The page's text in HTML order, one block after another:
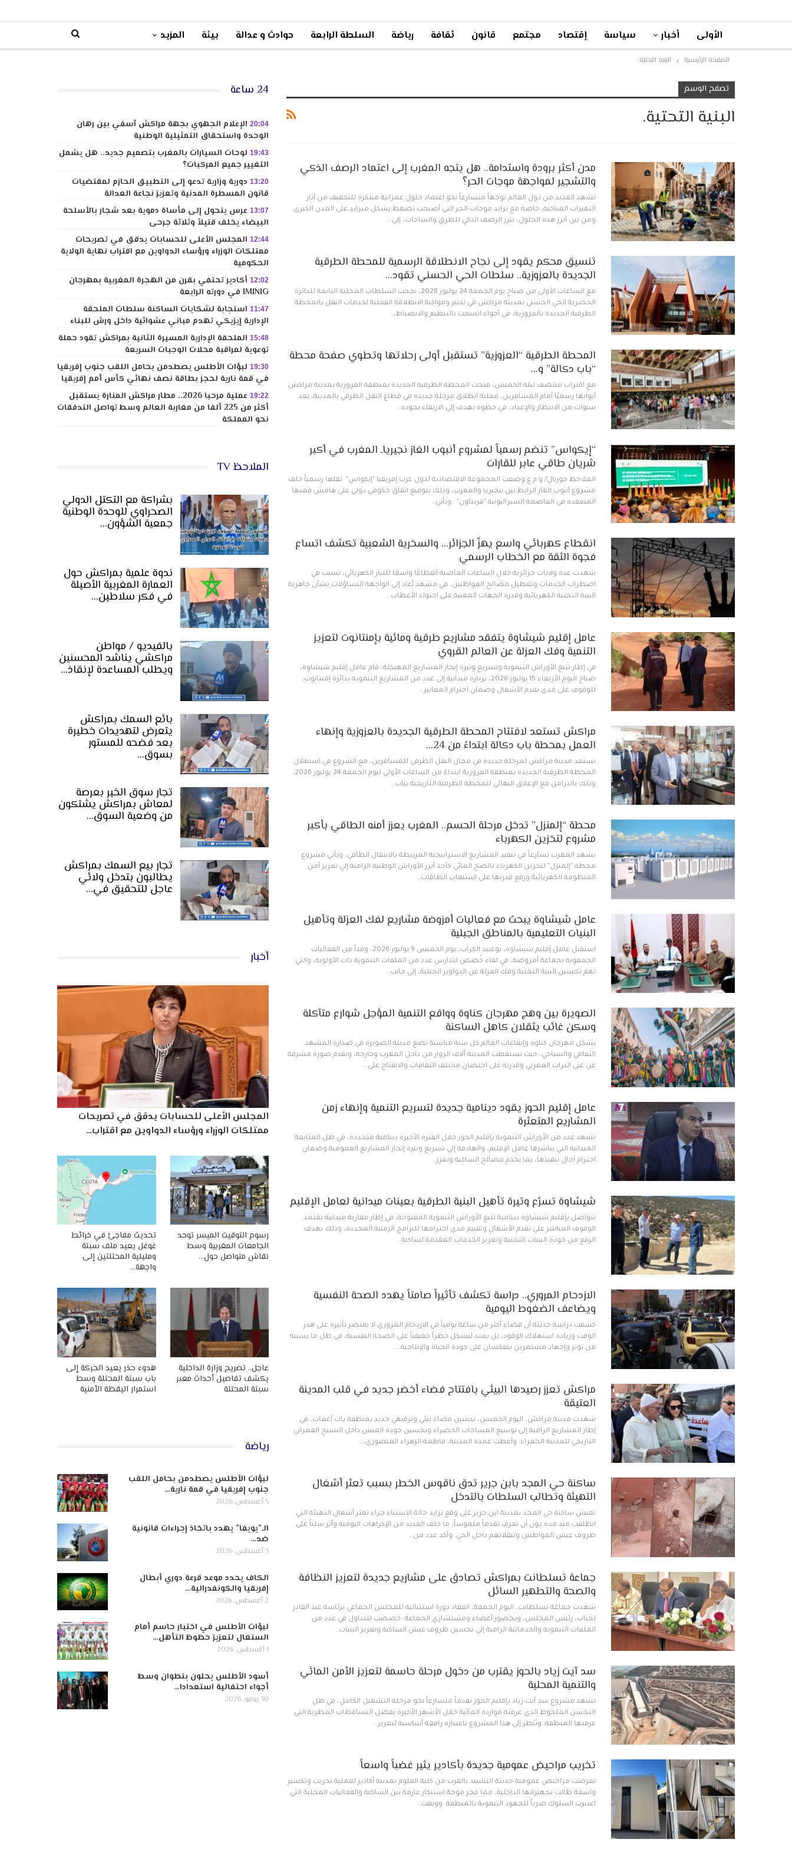
الأولى أخبار سياسة إقتصاد مجتمع قانون ثقافة رياضة السلطة الرابعة حوادث و عدالة بيئة المزيد
الصفحة الرئيسية البنية التحتية.
تصفح الوسم
البنية التحتية.
مدن أكثر برودة واستدامة.. هل يتجه المغرب إلى اعتماد الرصف الذكي
والتشجير لمواجهة موجات الحر؟
تشهد العديد من دول العالم توجهاً متسارعاً نحو اعتماد حلول عمرانية مبتكرة للتخفيف من آثار
التغيرات المناخية، خاصة مع تزايد موجات الحر التي أصبحت تضغط بشكل متزايد على المدن الكبرى.
ومن بين أبرز هذه الحلول، يبرز الرصف الذكي للطرق والساحات، إلى…
تنسيق محكم يقود إلى نجاح الانطلاقة الرسمية للمحطة الطرقية
الجديدة بالعزوزية.. سلطات الحي الحسني تقود…
مع الساعات الأولى من صباح يوم الجمعة 24 يوليوز 2026، نجحت السلطات المحلية التابعة للدائرة
الحضرية الحي الحسني بمدينة مراكش في تدبير ومواكبة الانطلاقة الفعلية لخدمات النقل بالمحطة
الطرقية الجديدة بالعزوزية، في أجواء اتسمت بالتنظيم والانضباط،…
المحطة الطرقية “العزوزية” تستقبل أولى رحلاتها وتطوي صفحة محطة
“باب دكالة” و…
مع اقتراب منتصف ليلة الخميس، فتحت المحطة الطرقية الجديدة بمنطقة العزوزية بمدينة مراكش
أبوابها رسميًا أمام المسافرين، معلنة انطلاق مرحلة جديدة في قطاع النقل الطرقي بالمدينة، بعد
سنوات من الانتظار والإعداد، في خطوة تهدف إلى الارتقاء بجودة…
“إيكواس” تنضم رسمياً لمشروع أنبوب الغاز نجيرياـ المغرب في أكبر
شريان طاقي عابر للقارات
الملاحظ جورنال/ و م ع وضعت المجموعة الاقتصادية لدول غرب إفريقيا "إيكواس" ثقلها رسمياً خلف
مشروع أنبوب الغاز الرابط بين نيجيريا والمغرب، وذلك بتوقيع اتفاق حكومي دولي على هامش قمتها
المنعقدة في العاصمة السيراليونية "فريتاون" . وتأتي…
انقطاع كهربائي واسع يهزّ الجزائر… والسخرية الشعبية تكشف اتساع
فجوة الثقة مع الخطاب الرسمي
شهدت عدة ولايات جزائرية خلال الساعات الماضية انقطاعًا واسعًا للتيار الكهربائي، تسبب في
اضطراب الخدمات وتعطيل مصالح المواطنين، في مشهد أعاد إلى الواجهة التساؤلات بشأن جاهزية
البنية التحتية الكهربائية وقدرة الجهات المعنية على احتواء الأعطاب…
عامل إقليم شيشاوة يتفقد مشاريع طرقية ومائية بإمنتانوت لتعزيز
التنمية وفك العزلة عن العالم القروي
في إطار تتبع الأوراش التنموية وتسريع وتيرة إنجاز المشاريع المهيكلة، قام عامل إقليم شيشاوة،
صباح اليوم الأربعاء 15 يوليوز 2026، بزيارة ميدانية إلى عدد من المشاريع التنموية بدائرة إمنتانوت،
للوقوف على مدى تقدم الأشغال وضمان احترام المعايير…
مراكش تستعد لافتتاح المحطة الطرقية الجديدة بالعزوزية وإنهاء
العمل بمحطة باب دكالة ابتداءً من 24…
تستعد مدينة مراكش لمرحلة جديدة في مجال النقل الطرقي للمسافرين، مع الشروع في استغلال
المحطة الطرقية الجديدة بمنطقة العزوزية ابتداءً من الساعات الأولى ليوم الجمعة 24 يوليوز 2026،
وذلك بالتزامن مع الإغلاق النهائي للمحطة الطرقية التاريخية بباب…
محطة “إلمنزل” تدخل مرحلة الحسم.. المغرب يعزز أمنه الطاقي بأكبر
مشروع لتخزين الكهرباء
يشهد المغرب تسارعاً في تنفيذ المشاريع الاستراتيجية المرتبطة بالانتقال الطاقي، ويأتي مشروع
محطة "إلمنزل" لتخزين الكهرباء بالضخ المائي كأحد أبرز الأوراش الوطنية الرامية إلى تعزيز أمن
المنظومة الكهربائية ورفع قدرتها على استيعاب الطاقات…
عامل شيشاوة يبحث مع فعاليات أمزوضة مشاريع لفك العزلة وتأهيل
البنيات التعليمية بالمناطق الجبلية
استقبل عامل إقليم شيشاوة، بوعبيد الكراب، يوم الخميس 9 يوليوز 2026، وفداً من الفعاليات
الجمعوية بجماعة أمزوضة، في لقاء خُصص لتدارس عدد من الملفات التنموية ذات الأولوية، والتي
تهم تحسين البنية التحتية وفك العزلة عن الدواوير الجبلية، إلى جانب…
الصويرة بين وهج مهرجان كناوة وواقع التنمية المؤجل شوارع متآكلة
وسكن غائب يثقلان كاهل الساكنة
يشكل مهرجان كناوة وإيقاعات العالم كل سنة مناسبة تضع مدينة الصويرة في صدارة المشهد
الثقافي والسياحي، حيث تستقطب المدينة آلاف الزوار من داخل المغرب وخارجه، وتقدم صورة مشرقة
عن غنى التراث المغربي وقدرته على احتضان مختلف الثقافات والانفتاح على…
عامل إقليم الحوز يقود دينامية جديدة لتسريع التنمية وإنهاء زمن
المشاريع المتعثرة
تشهد عدد من الأوراش التنموية بإقليم الحوز خلال الفترة الأخيرة دينامية متجددة، في ظل المتابعة
الميدانية التي يباشرها عامل الإقليم، والهادفة إلى تسريع وتيرة إنجاز المشاريع العمومية وضمان
احترام آجال تنفيذها، بما يخدم مصالح الساكنة ويعزز…
شيشاوة تسرّع وتيرة تأهيل البنية الطرقية بعينات ميدانية لعامل الإقليم
تتواصل بإقليم شيشاوة دينامية تتبع الأوراش التنموية المفتوحة، في إطار مقاربة ميدانية تعتمد
الوقوف المباشر على تقدم الأشغال وتقييم مدى احترامها للبرامج الزمنية المحددة، وذلك بهدف
الرفع من جودة البنيات التحتية وتعزيز الخدمات المقدمة لساكنة…
الازدحام المروري.. دراسة تكشف تأثيراً صامتاً يهدد الصحة النفسية
ويضاعف الضغوط اليومية
كشفت دراسة حديثة أن قضاء أكثر من ساعة يومياً في الازدحام المروري لا يقتصر تأثيره على هدر
الوقت وزيادة استهلاك الوقود، بل يمتد ليشكل خطراً حقيقياً على الصحة النفسية، في ظل ما يسببه
من توتر وإجهاد مستمرين ينعكسان على جودة الحياة والإنتاجية.…
مراكش تعزز رصيدها البيئي بافتتاح فضاء أخضر جديد في قلب المدينة
العتيقة
شهدت مدينة مراكش، اليوم الخميس، تدشين فضاء بيئي وترفيهي جديد بمنطقة باب أغمات، في
إطار المشاريع الرامية إلى توسيع المساحات الخضراء وتحسين جودة العيش داخل النسيج العمراني
التاريخي للمدينة الحمراء. وأعطت عمدة المدينة، فاطمة الزهراء المنصوري،…
ساكنة حي المجد بابن جرير تدق ناقوس الخطر بسبب تعثر أشغال
التهيئة وتطالب السلطات بالتدخل
تعيش ساكنة حي المجد بمدينة ابن جرير على وقع تزايد حالة الاستياء جراء تعثر أشغال التهيئة التي
انطلقت منذ مدة دون أن تعرف تقدماً ملموساً، ما خلف العديد من الإكراهات اليومية وأثر سلباً على
ظروف عيش المواطنين وتنقلاتهم داخل الحي. وأكد عدد من…
جماعة تسلطانت بمراكش تصادق على مشاريع جديدة لتعزيز النظافة
والصحة والتطهير السائل
شهدت جماعة تسلطانت، اليوم الجمعة، انعقاد دورة استثنائية للمجلس الجماعي برئاسة عبد القادر
لحباب، رئيس المجلس، وبحضور أعضاء ومستشاري الجماعة، خصصت للتداول في عدد من
الملفات التنموية والخدماتية الرامية إلى تحسين ظروف عيش الساكنة وتعزيز البنيات…
سد آيت زياد بالحوز يقترب من دخول مرحلة حاسمة لتعزيز الأمن المائي
والتنمية المحلية
يشهد مشروع سد آيت زياد بإقليم الحوز تقدماً متسارعاً نحو مرحلة التشغيل الكامل، في ظل
التحسن الملحوظ الذي عرفته موارده المائية خلال الأشهر الأخيرة بفضل التساقطات المطرية التي
عرفتها المنطقة. ويُنظر إلى هذا المشروع باعتباره رافعة أساسية لتعزيز…
تخريب مراحيض عمومية جديدة بأكادير يثير غضباً واسعاً
تعرضت مراحيض عمومية حديثة التشييد بالقرب من كلية العلوم بمدينة أكادير لعملية تخريب وتكسير
واسعة طالت تجهيزاتها الداخلية، مما فجر موجة استنكار عارمة بين الساكنة والفعاليات المحلية التي
اعتبرت السلوك ضرباً للجهود التنموية بالمنطقة. ووثقت…
24 ساعة
20:04 الإعلام الجهوي بجهة مراكش آسفي بين رهان
الوحدة واستحقاق التمثيلية الوطنية
19:43 لوحات السيارات بالمغرب بتصميم جديد.. هل يشمل
التغيير جميع المركبات؟
13:20 دورية وزارية تدعو إلى التطبيق الحازم لمقتضيات
قانون المسطرة المدنية وتعزيز نجاعة العدالة
13:07 عرس يتحول إلى مأساة دموية بعد شجار بالأسلحة
البيضاء يخلف قتيلاً وثلاثة جرحى
12:44 المجلس الأعلى للحسابات يدقق في تصريحات
ممتلكات الوزراء ورؤساء الدواوين مع اقتراب نهاية الولاية
الحكومية
12:02 أكادير تحتفي بقرن من الهجرة المغربية بمهرجان
IMINIG في دورته الرابعة
11:47 استجابة لشكايات الساكنة سلطات الملحقة
الإدارية إيزيكي تهدم مباني عشوائية داخل ورش للبناء
15:48 الملحقة الإدارية المسيرة الثانية بمراكش تقود حملة
توعوية لمراقبة محلات الوجبات السريعة
19:30 لبؤات الأطلس يصطدمن بحامل اللقب جنوب إفريقيا
في قمة نارية لحجز بطاقة نصف نهائي كأس أمم إفريقيا
19:22
عملية مرحبا 2026.. مطار مراكش المنارة يستقبل
أكثر من 225 ألفا من مغاربة العالم وسط تواصل التدفقات
نحو المملكة
الملاحظ TV
بشراكة مع التكتل الدولي
الصحراوي للوحدة الوطنية
جمعية الشؤون…
ندوة علمية بمراكش حول
العمارة المغربية الأصيلة
في فكر سلاطين…
بالفيديو / مواطن
مراكشي يناشد المحسنين
ويطلب المساعدة لإنقاذ…
بائع السمك بمراكش
يتعرض لتهديدات خطيرة
بعد فضحه للمستور
بسوق…
تجار سوق الخير بعرصة
لمعاش بمراكش يشتكون
من وضعية السوق…
تجار بيع السمك بمراكش
يطالبون بتدخل ولائي
عاجل للتحقيق في…
أخبار
المجلس الأعلى للحسابات يدقق في تصريحات
ممتلكات الوزراء ورؤساء الدواوين مع اقتراب…
رسوم التوقيت الميسر توحد
الجامعات المغربية وسط
نقاش متواصل حول…
تحديث مفاجئ في خرائط
غوغل يعيد ملف سبتة
ومليلية المحتلتين إلى
واجهة…
عاجل.. تصريح وزارة الداخلية
يكشف تفاصيل أحداث معبر
سبتة المحتلة
هدوء حذر يعيد الحركة إلى
باب سبتة المحتلة وسط
استمرار اليقظة الأمنية
رياضة
لبؤات الأطلس يصطدمن بحامل اللقب
جنوب إفريقيا في قمة نارية…
5 أغسطس, 2026
الـ”يويفا” يهدد باتخاذ إجراءات قانونية
ضد…
3 أغسطس, 2026
الكاف يحدد موعد قرعة دوري أبطال
إفريقيا والكونفدرالية…
2 أغسطس, 2026
لبؤات الأطلس في اختبار حاسم أمام
السنغال لتعزيز حظوظ التأهل…
1 أغسطس, 2026
أسود الأطلس يحلون بتطوان وسط
أجواء احتفالية استعدادا…
30 يوليو, 2026